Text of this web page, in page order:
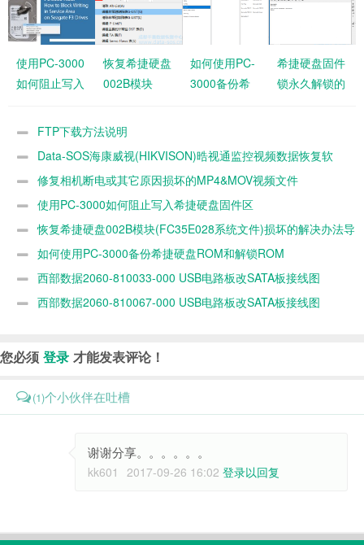
使用PC-3000
如何阻止写入
恢复希捷硬盘
002B模块
统文件)损坏
致硬盘容量为
0 MB数据的
方法
如何使用PC-
3000备份希
希捷硬盘固件
锁永久解锁的
FTP下载方法说明
Data-SOS海康威视(HIKVISON)晧视通监控视频数据恢复软
件 修复相机断电或其它原因损坏的MP4&MOV视频文件
使用PC-3000如何阻止写入希捷硬盘固件区
恢复希捷硬盘002B模块(FC35E028系统文件)损坏的解决办法导
致硬盘容量为0 MB数据的方法
如何使用PC-3000备份希捷硬盘ROM和解锁ROM
西部数据2060-810033-000 USB电路板改SATA板接线图
西部数据2060-810067-000 USB电路板改SATA板接线图
您必须 登录 才能发表评论！
(1)个小伙伴在吐槽
谢谢分享。。。。。。
kk601 2017-09-26 16:02 登录以回复